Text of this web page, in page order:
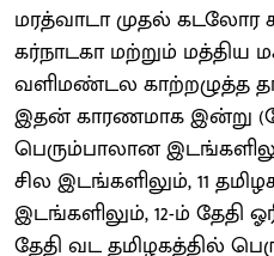
மரத்வாடா முதல் கடலோர
கர்நாடகா மற்றும் மத்திய
வளிமண்டல காற்றழுத்த
இதன் காரணமாக இன்று
பெரும்பாலான
சில இடங்களிலும், 11
இடங்களிலும், 12-ம் தேதி
தேதி வட தமிழகத்தில்